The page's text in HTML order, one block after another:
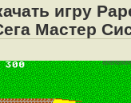
игру
Мастер